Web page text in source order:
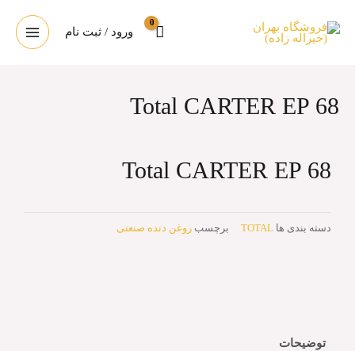
ورود / ثبت نام
Total CARTER EP 68
Total CARTER EP 68
دسته بندی ها TOTAL برچسب روغن دنده صنعتی
توضیحات